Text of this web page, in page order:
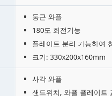
둥근 와플
180도 회전기능
플레이트 분리 가능하여
크기: 330x200x160mm
사각 와플
샌드위치, 와플 플레이트